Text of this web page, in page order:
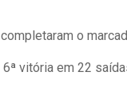
o
vitória em 22